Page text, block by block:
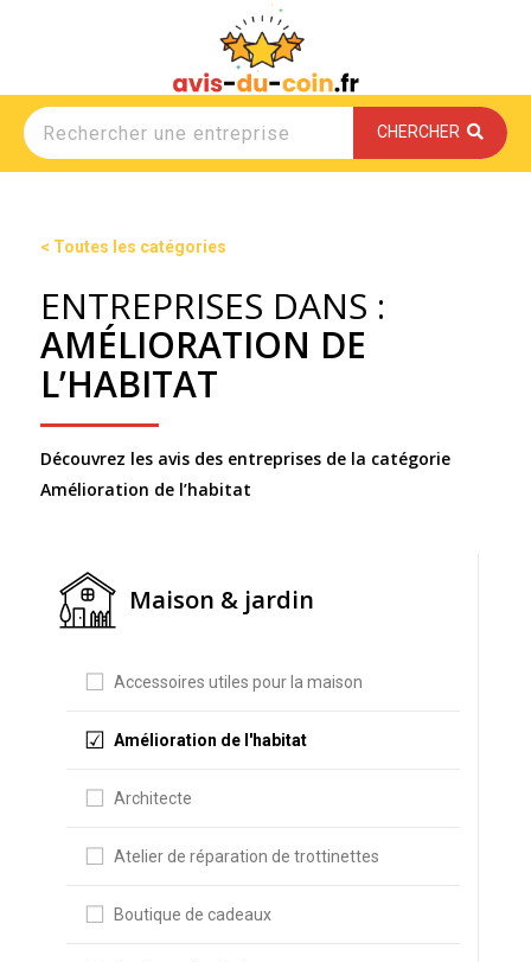
CHERCHER
< Toutes les catégories
ENTREPRISES DANS :
AMÉLIORATION DE
L’HABITAT
Découvrez les avis des entreprises de la catégorie
Amélioration de l’habitat
Maison & jardin
Accessoires utiles pour la maison
Amélioration de l'habitat
Architecte
Atelier de réparation de trottinettes
Boutique de cadeaux